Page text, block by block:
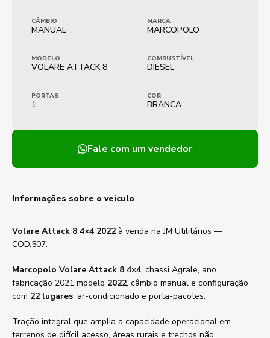
CÂMBIO
MANUAL
MARCA
MARCOPOLO
MODELO
VOLARE ATTACK 8
COMBUSTÍVEL
DIESEL
PORTAS
1
COR
BRANCA
Fale com um vendedor
Informações sobre o veículo
Volare Attack 8 4×4 2022 à venda na JM Utilitários —
COD.507.
Marcopolo Volare Attack 8 4×4, chassi Agrale, ano
fabricação 2021 modelo 2022, câmbio manual e configuração
com 22 lugares, ar-condicionado e porta-pacotes.
Tração integral que amplia a capacidade operacional em
terrenos de difícil acesso, áreas rurais e trechos não